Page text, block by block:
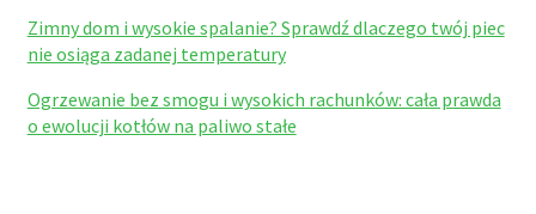
Zimny dom i wysokie spalanie? Sprawdź dlaczego twój piec
nie osiąga zadanej temperatury
Ogrzewanie bez smogu i wysokich rachunków: cała prawda
o ewolucji kotłów na paliwo stałe